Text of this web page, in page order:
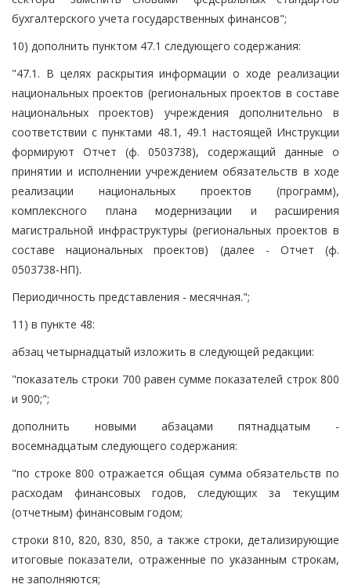
бухгалтерского учета государственных финансов";
10) дополнить пунктом 47.1 следующего содержания:
"47.1. В целях раскрытия информации о ходе реализации
национальных проектов (региональных проектов в составе
национальных проектов) учреждения дополнительно в
соответствии с пунктами 48.1, 49.1 настоящей Инструкции
формируют Отчет (ф. 0503738), содержащий данные о
принятии и исполнении учреждением обязательств в ходе
реализации национальных проектов (программ),
комплексного плана модернизации и расширения
магистральной инфраструктуры (региональных проектов в
составе национальных проектов) (далее - Отчет (ф.
0503738-НП).
Периодичность представления - месячная.";
11) в пункте 48:
абзац четырнадцатый изложить в следующей редакции:
"показатель строки 700 равен сумме показателей строк 800
и 900;";
дополнить новыми абзацами пятнадцатым -
восемнадцатым следующего содержания:
"по строке 800 отражается общая сумма обязательств по
расходам финансовых годов, следующих за текущим
(отчетным) финансовым годом;
строки 810, 820, 830, 850, а также строки, детализирующие
итоговые показатели, отраженные по указанным строкам,
не заполняются;